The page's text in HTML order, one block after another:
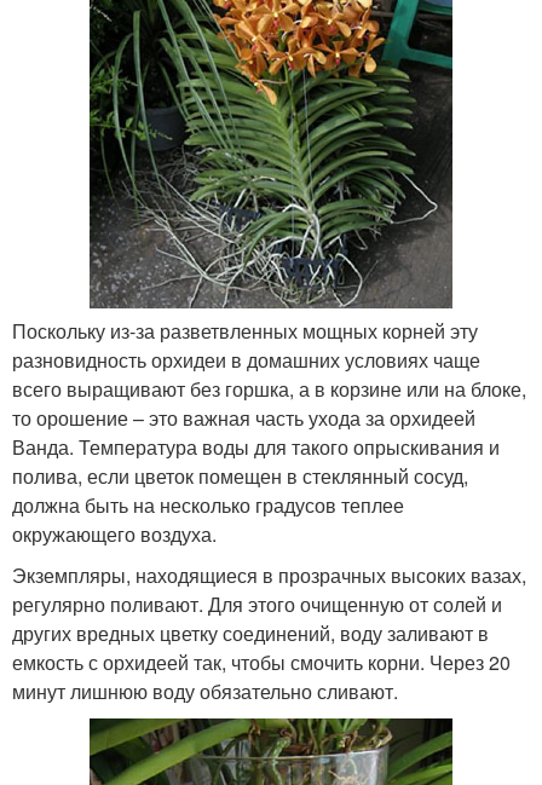
Поскольку из-за разветвленных мощных корней эту
разновидность орхидеи в домашних условиях чаще
всего выращивают без горшка, а в корзине или на блоке,
то орошение – это важная часть ухода за орхидеей
Ванда. Температура воды для такого опрыскивания и
полива, если цветок помещен в стеклянный сосуд,
должна быть на несколько градусов теплее
окружающего воздуха.
Экземпляры, находящиеся в прозрачных высоких вазах,
регулярно поливают. Для этого очищенную от солей и
других вредных цветку соединений, воду заливают в
емкость с орхидеей так, чтобы смочить корни. Через 20
минут лишнюю воду обязательно сливают.